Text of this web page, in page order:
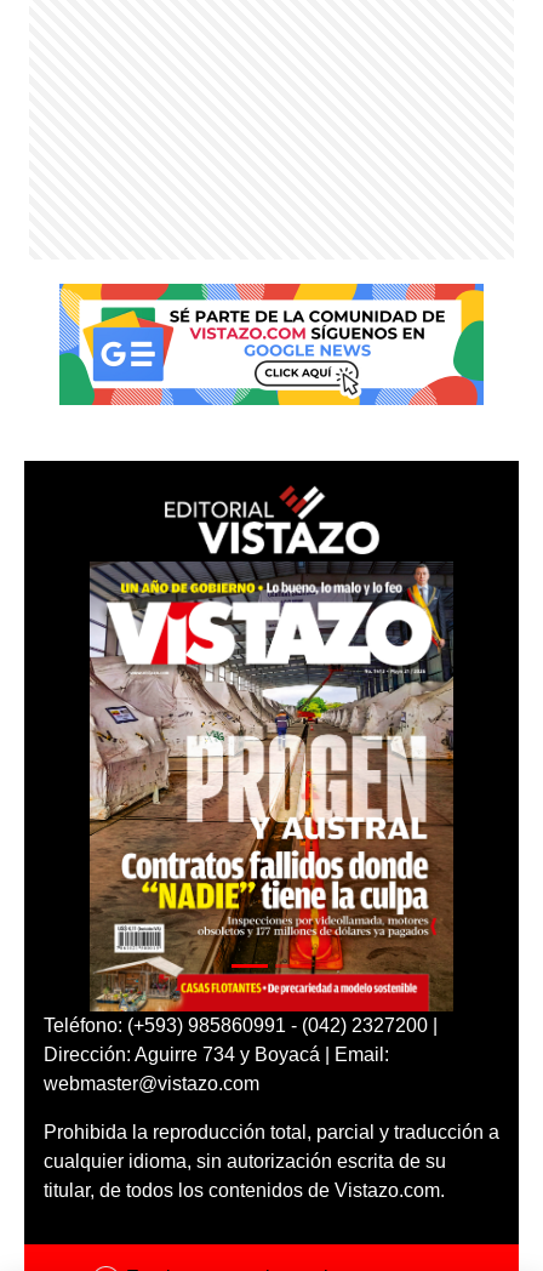
Teléfono: (+593) 985860991 - (042) 2327200 |
Dirección: Aguirre 734 y Boyacá | Email:
webmaster@vistazo.com
Prohibida la reproducción total, parcial y traducción a
cualquier idioma, sin autorización escrita de su
titular, de todos los contenidos de Vistazo.com.